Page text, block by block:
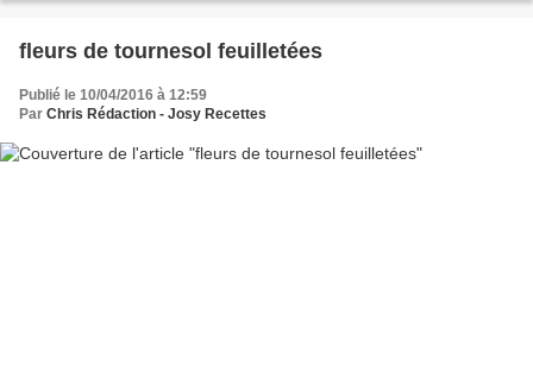
fleurs de tournesol feuilletées
Publié le 10/04/2016 à 12:59
Par Chris Rédaction - Josy Recettes